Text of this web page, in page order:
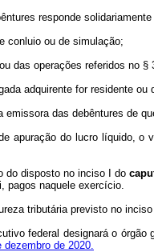
responde
conluio ou de simulação;
das operações referidos no §
adquirente for residente ou
emissora das debêntures de
apuração do lucro líquido,
do disposto no inciso I do
pagos naquele exercício.
tributária previsto no
federal designará o
dezembro de 2020.